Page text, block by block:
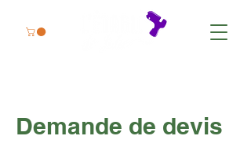
Demande de devis